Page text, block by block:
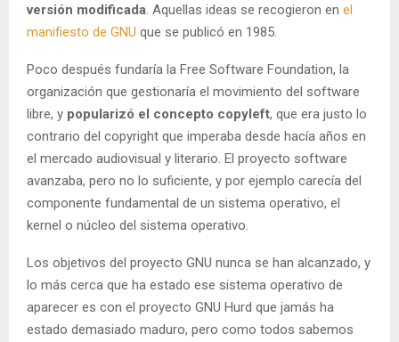
versión modificada . Aquellas ideas se recogieron en el
manifiesto de GNU que se publicó en 1985.
Poco después fundaría la Free Software Foundation, la
organización que gestionaría el movimiento del software
libre, y popularizó el concepto copyleft, que era justo lo
contrario del copyright que imperaba desde hacía años en
el mercado audiovisual y literario. El proyecto software
avanzaba, pero no lo suficiente, y por ejemplo carecía del
componente fundamental de un sistema operativo, el
kernel o núcleo del sistema operativo.
Los objetivos del proyecto GNU nunca se han alcanzado, y
lo más cerca que ha estado ese sistema operativo de
aparecer es con el proyecto GNU Hurd que jamás ha
estado demasiado maduro, pero como todos sabemos